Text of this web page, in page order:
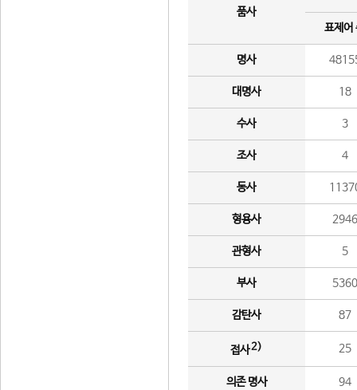
품사
표제어
명사
대명사 18
수사 3
조사 4
동사
형용사 2946
관형사 5
부사 5360
감탄사 87
접사2) 25
의존 명사 94